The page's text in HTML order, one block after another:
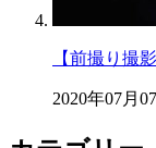
【前撮り撮
2020年07月